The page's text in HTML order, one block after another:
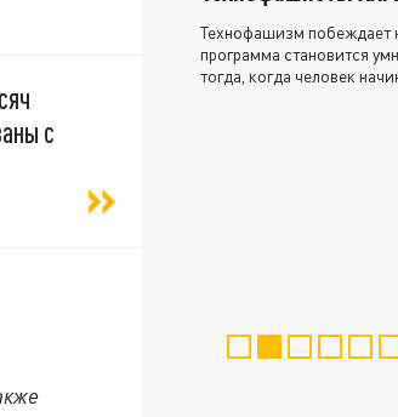
с
Технофашизм побеждает
программа становится
тогда, когда человек